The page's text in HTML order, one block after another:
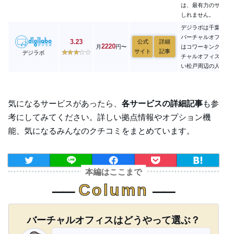
は、最有力のサ
しれません。
デジラボ
3.23
月2220円〜
公式
サイト
詳細
記事
デジラボは千葉
バーチャルオフ
はコワーキング
チャルオフィス
い松戸周辺の人
気になるサービスがあったら、 各サービスの詳細記事も参
考にしてみてください。詳しい拠点情報やオプション機
能、気になるみんなのクチコミをまとめています。
本編はここまで
⸺ Column ⸺
バーチャルオフィスはどうやって選ぶ？